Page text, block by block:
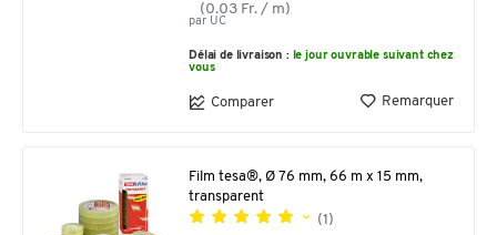
(0.03 Fr. / m)
par UC
Délai de livraison : le jour ouvrable suivant chez
vous
Comparer Remarquer
Film tesa®, Ø 76 mm, 66 m x 15 mm,
transparent
(1)